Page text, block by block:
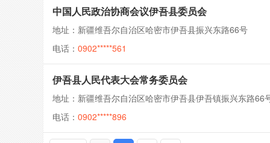
中国人民政治协商会议伊吾县委员会
地址：新疆维吾尔自治区哈密市伊吾县振兴东路66号
电话： 0902*****561
伊吾县人民代表大会常务委员会
地址：新疆维吾尔自治区哈密市伊吾县伊吾镇振兴东路66
电话： 0902*****896